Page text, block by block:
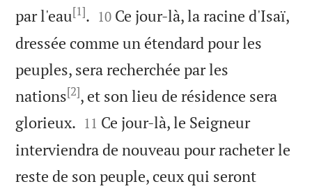
par l'eau[1]. 

10 Ce jour-là, la racine d'Isaï,
dressée comme un étendard pour les
peuples, sera recherchée par les
nations[2], et son lieu de résidence sera
glorieux. 

11 Ce jour-là, le Seigneur
interviendra de nouveau pour racheter le
reste de son peuple, ceux qui seront